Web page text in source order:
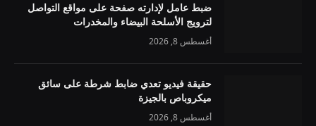
ضبط عامل لإدارته صفحة على مواقع التواصل
لترويج الأسلحة البيضاء والمخدرات
أغسطس 8, 2026
حقيقة فيديو تعدي ضابط شرطة على سائق
ميكروباص بالجيزة
أغسطس 8, 2026